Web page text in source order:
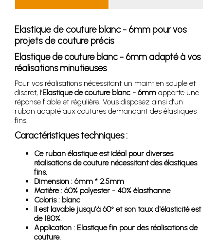
Elastique de couture blanc - 6mm pour vos
projets de couture précis
Elastique de couture blanc - 6mm adapté à vos
réalisations minutieuses
Pour vos réalisations nécessitant un maintien souple et
discret, l’Elastique de couture blanc - 6mm apporte une
réponse fiable et régulière. Vous disposez ainsi d’un
ruban adapté aux coutures demandant des élastiques
fins.
Caractéristiques techniques :
Ce ruban élastique est idéal pour diverses
réalisations de couture nécessitant des élastiques
fins.
Dimension : 6mm * 2.5mm
Matière : 60% polyester - 40% élasthanne
Coloris : blanc
Il est lavable jusqu'à 60° et son taux d'élasticité est
de 180%.
Application : Elastique fin pour des réalisations de
couture.